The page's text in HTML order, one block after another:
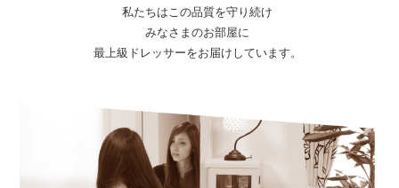
私たちはこの品質を守り続け
みなさまのお部屋に
最上級ドレッサーをお届けしています。